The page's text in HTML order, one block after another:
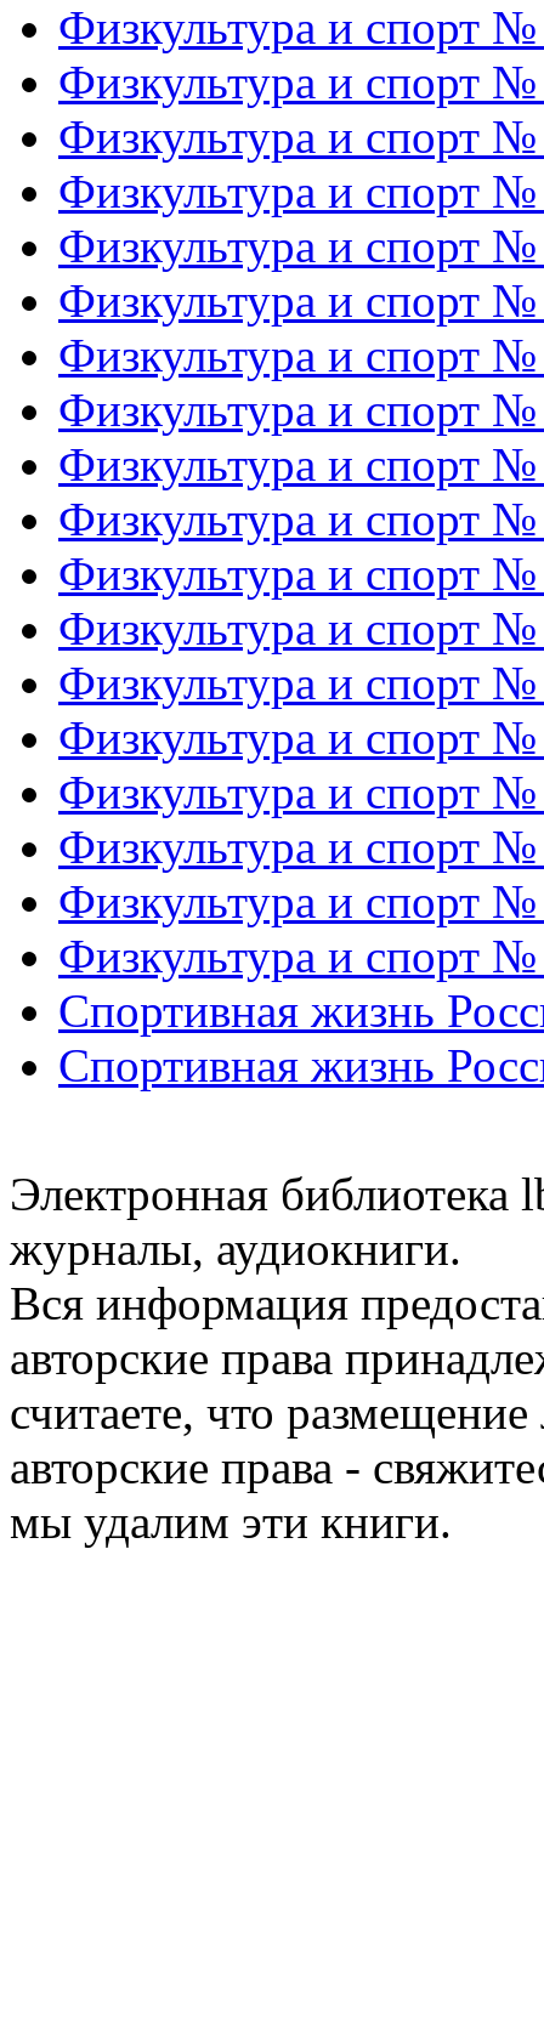
Физкультура и спорт
Физкультура и спорт
Физкультура и спорт
Физкультура и спорт
Физкультура и спорт
Физкультура и спорт
Физкультура и спорт
Физкультура и спорт
Физкультура и спорт
Физкультура и спорт
Физкультура и спорт
Физкультура и спорт
Физкультура и спорт
Физкультура и спорт
Физкультура и спорт
Физкультура и спорт
Физкультура и спорт
Физкультура и спорт
Спортивная жизнь
Спортивная жизнь
Электронная библиотека
журналы, аудиокниги.
Вся информация
авторские права
считаете, что
авторские права -
мы удалим эти книги.